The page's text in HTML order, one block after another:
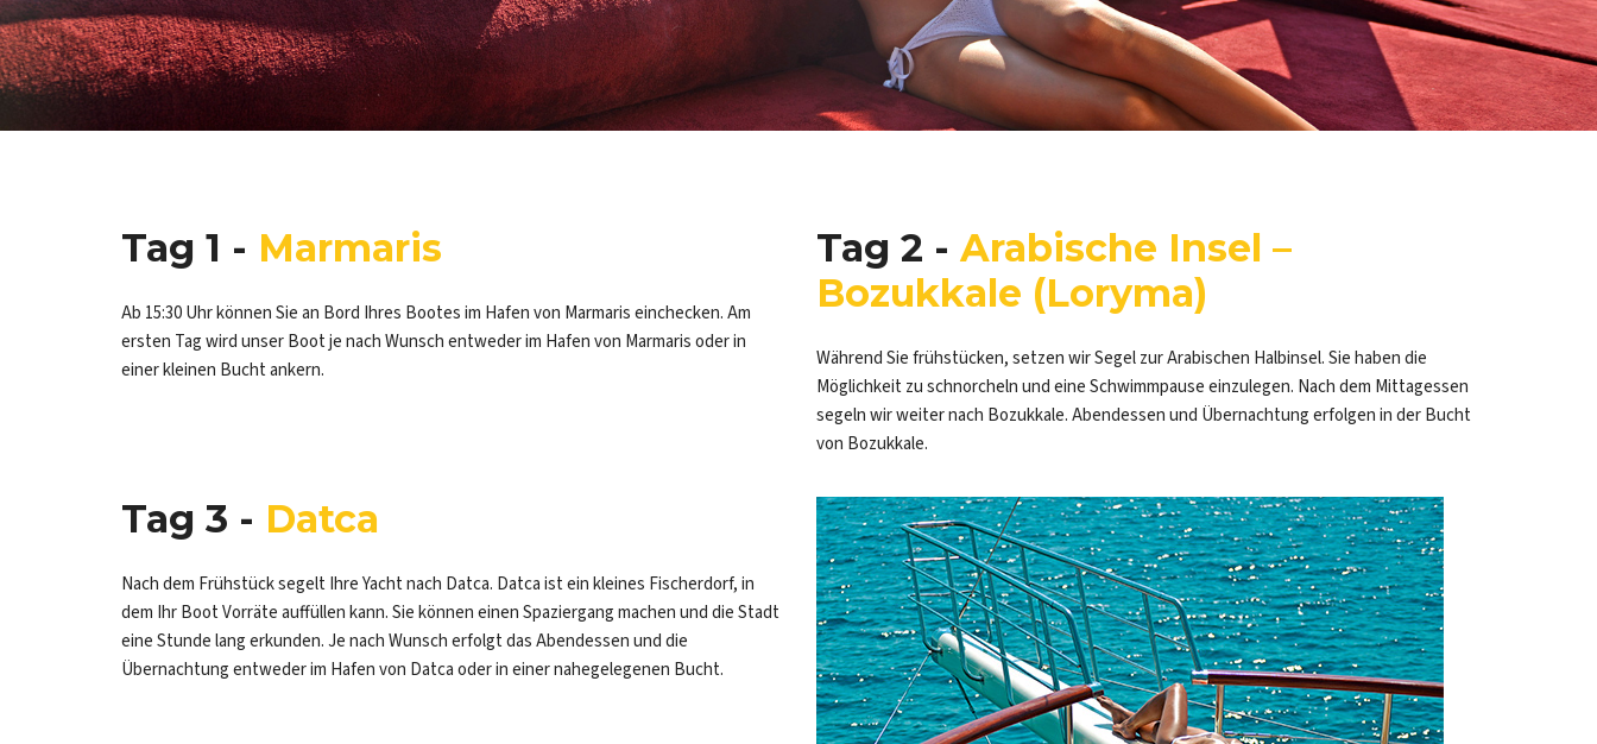
Tag 1 - Marmaris
Ab 15:30 Uhr können Sie an Bord Ihres Bootes im Hafen von Marmaris einchecken. Am
ersten Tag wird unser Boot je nach Wunsch entweder im Hafen von Marmaris oder in
einer kleinen Bucht ankern.
Tag 2 - Arabische Insel –
Bozukkale (Loryma)
Während Sie frühstücken, setzen wir Segel zur Arabischen Halbinsel. Sie haben die
Möglichkeit zu schnorcheln und eine Schwimmpause einzulegen. Nach dem Mittagessen
segeln wir weiter nach Bozukkale. Abendessen und Übernachtung erfolgen in der Bucht
von Bozukkale.
Tag 3 - Datca
Nach dem Frühstück segelt Ihre Yacht nach Datca. Datca ist ein kleines Fischerdorf, in
dem Ihr Boot Vorräte auffüllen kann. Sie können einen Spaziergang machen und die Stadt
eine Stunde lang erkunden. Je nach Wunsch erfolgt das Abendessen und die
Übernachtung entweder im Hafen von Datca oder in einer nahegelegenen Bucht.